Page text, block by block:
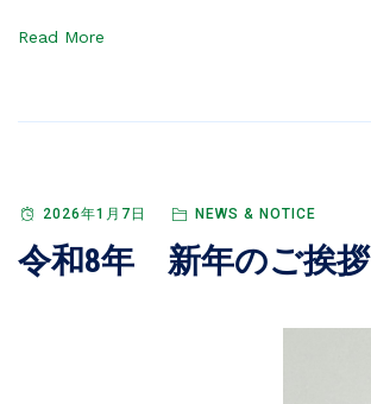
Read More
2026年1月7日 NEWS & NOTICE
令和8年 新年のご挨拶